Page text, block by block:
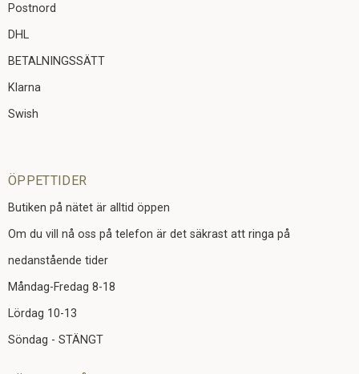
Postnord
DHL
BETALNINGSSÄTT
Klarna
Swish
ÖPPETTIDER
Butiken på nätet är alltid öppen
Om du vill nå oss på telefon är det säkrast att ringa på
nedanstående tider
Måndag-Fredag 8-18
Lördag 10-13
Söndag - STÄNGT